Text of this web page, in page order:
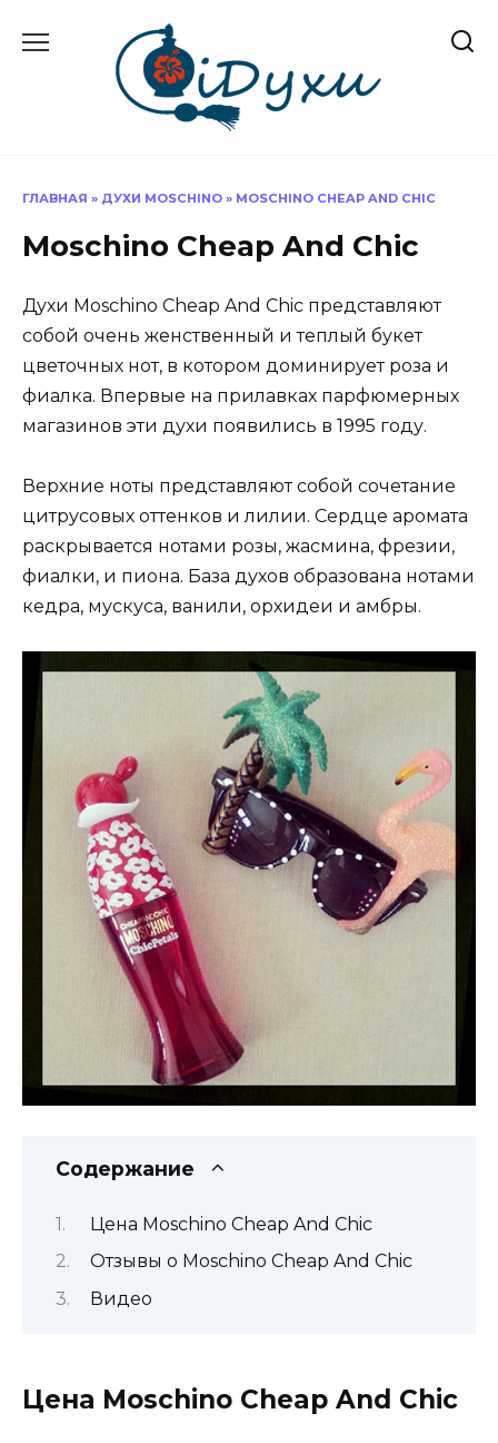
содержанию
ГЛАВНАЯ » ДУХИ MOSCHINO » MOSCHINO CHEAP AND CHIC
Moschino Cheap And Chic
Духи Moschino Cheap And Chic представляют
собой очень женственный и теплый букет
цветочных нот, в котором доминирует роза и
фиалка. Впервые на прилавках парфюмерных
магазинов эти духи появились в 1995 году.
Верхние ноты представляют собой сочетание
цитрусовых оттенков и лилии. Сердце аромата
раскрывается нотами розы, жасмина, фрезии,
фиалки, и пиона. База духов образована нотами
кедра, мускуса, ванили, орхидеи и амбры.
Содержание
Цена Moschino Cheap And Chic
Отзывы о Moschino Cheap And Chic
Видео
Цена Moschino Cheap And Chic